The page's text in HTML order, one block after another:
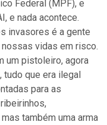
Federal (MPF), e
e nada acontece.
invasores é a gente
vidas em risco.
um pistoleiro, agora
tudo que era ilegal
para as
também uma arma